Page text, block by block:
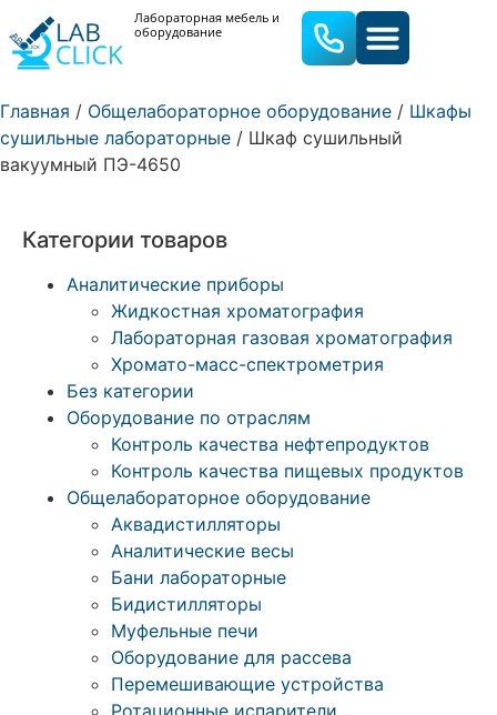
Лабораторная мебель и
оборудование
Главная / Общелабораторное оборудование / Шкафы
сушильные лабораторные / Шкаф сушильный
вакуумный ПЭ-4650
Категории товаров
Аналитические приборы
Жидкостная хроматография
Лабораторная газовая хроматография
Хромато-масс-спектрометрия
Без категории
Оборудование по отраслям
Контроль качества нефтепродуктов
Контроль качества пищевых продуктов
Общелабораторное оборудование
Аквадистилляторы
Аналитические весы
Бани лабораторные
Бидистилляторы
Муфельные печи
Оборудование для рассева
Перемешивающие устройства